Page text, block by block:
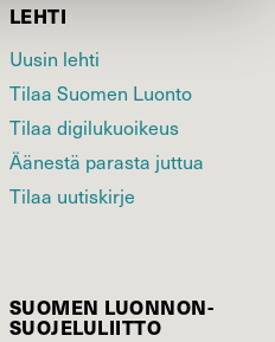
LEHTI
Uusin lehti
Tilaa Suomen Luonto
Tilaa digilukuoikeus
Äänestä parasta juttua
Tilaa uutiskirje
SUOMEN LUONNON­
SUOJELU­LIITTO